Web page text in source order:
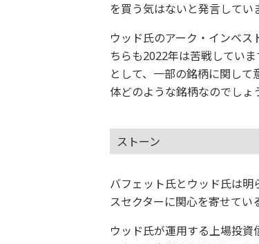
を買う気はないと発言してい
ウッド氏のアーク・インベ
ちらも2022年は苦戦してい
として、一部の銘柄に関し
体どのような銘柄なのでしょ
ストーン
バフェット氏とウッド氏は
スセクターに関心を寄せてい
ウッド氏が運用する上場投